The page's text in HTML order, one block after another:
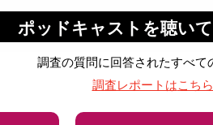
ポッドキャストを聴いて
調査の質問に回答されたすべて
調査レポートはこち